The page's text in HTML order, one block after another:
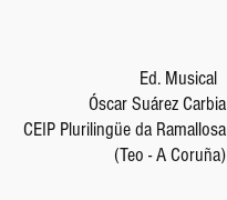
Ed. Musical
Óscar Suárez Carbia
CEIP Plurilingüe da Ramallosa
(Teo - A Coruña)